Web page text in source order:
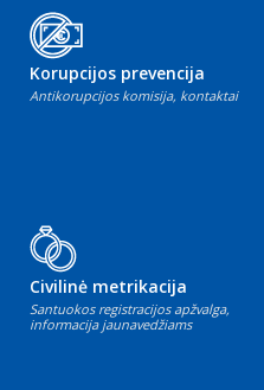
Korupcijos prevencija
Antikorupcijos komisija, kontaktai
Civilinė metrikacija
Santuokos registracijos apžvalga,
informacija jaunavedžiams